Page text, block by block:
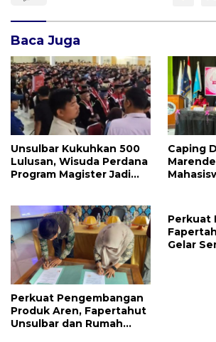
Baca Juga
Unsulbar Kukuhkan 500
Lulusan, Wisuda Perdana
Program Magister Jadi
Caping
Perkuat Pengembangan
Produk Aren, Fapertahut
Unsulbar dan Rumah
Perkuat
Gelar